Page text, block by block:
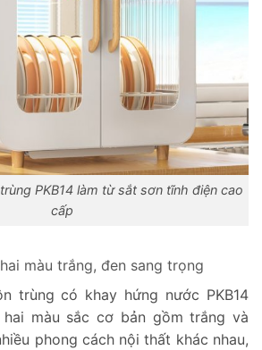
PKB14 làm từ sắt sơn tĩnh điện cao
cấp
màu trắng, đen sang trọng
trùng có khay hứng nước PKB14
màu sắc cơ bản gồm trắng và
phong cách nội thất khác nhau,